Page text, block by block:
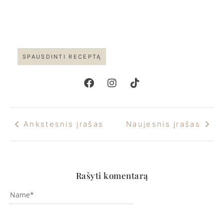
SPAUSDINTI RECEPTĄ
Ankstesnis įrašas Naujesnis įrašas
Rašyti komentarą
Name*